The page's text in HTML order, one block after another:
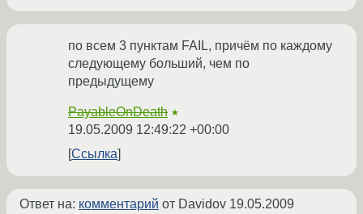
по всем 3 пунктам FAIL, причём по каждому
следующему больший, чем по
предыдущему
PayableOnDeath ★
19.05.2009 12:49:22 +00:00
Ссылка
Ответ на: комментарий от Davidov 19.05.2009